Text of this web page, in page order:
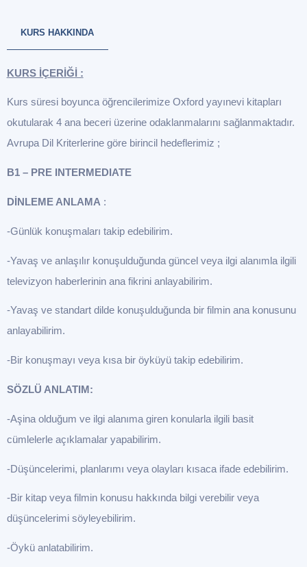
KURS HAKKINDA
KURS İÇERİĞİ :
Kurs süresi boyunca öğrencilerimize Oxford yayınevi kitapları
okutularak 4 ana beceri üzerine odaklanmalarını sağlanmaktadır.
Avrupa Dil Kriterlerine göre birincil hedeflerimiz ;
B1 – PRE INTERMEDIATE
DİNLEME ANLAMA :
-Günlük konuşmaları takip edebilirim.
-Yavaş ve anlaşılır konuşulduğunda güncel veya ilgi alanımla ilgili
televizyon haberlerinin ana fikrini anlayabilirim.
-Yavaş ve standart dilde konuşulduğunda bir filmin ana konusunu
anlayabilirim.
-Bir konuşmayı veya kısa bir öyküyü takip edebilirim.
SÖZLÜ ANLATIM:
-Aşina olduğum ve ilgi alanıma giren konularla ilgili basit
cümlelerle açıklamalar yapabilirim.
-Düşüncelerimi, planlarımı veya olayları kısaca ifade edebilirim.
-Bir kitap veya filmin konusu hakkında bilgi verebilir veya
düşüncelerimi söyleyebilirim.
-Öykü anlatabilirim.